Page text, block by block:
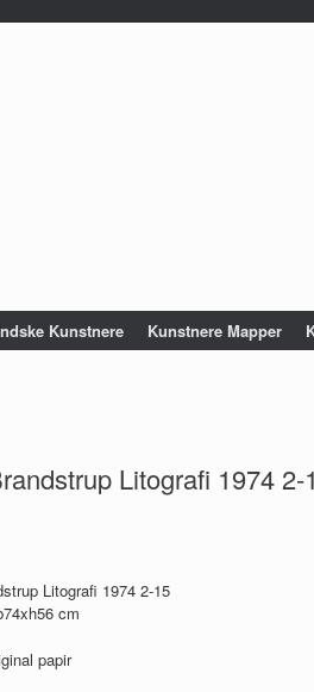
Kunstnere Kunstnere Mapper
Litografi 1974 2-
Litografi 1974 2-15
cm
papir